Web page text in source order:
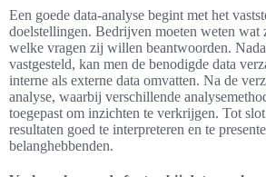
Een goede data-analyse begint met het
doelstellingen. Bedrijven moeten weten wat
welke vragen zij willen beantwoorden.
vastgesteld, kan men de benodigde data
interne als externe data omvatten. Na de
analyse, waarbij verschillende
toegepast om inzichten te verkrijgen. Tot
resultaten goed te interpreteren en te
belanghebbenden.